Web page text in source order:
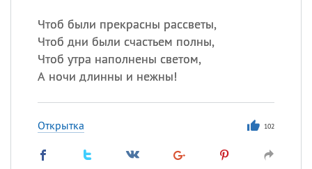
Чтоб были прекрасны рассветы,
Чтоб дни были счастьем полны,
Чтоб утра наполнены светом,
А ночи длинны и нежны!
Открытка 102